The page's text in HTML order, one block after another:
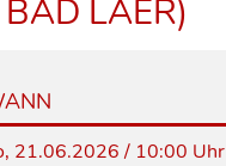
LAER)
21.06.2026 / 10:00 Uhr